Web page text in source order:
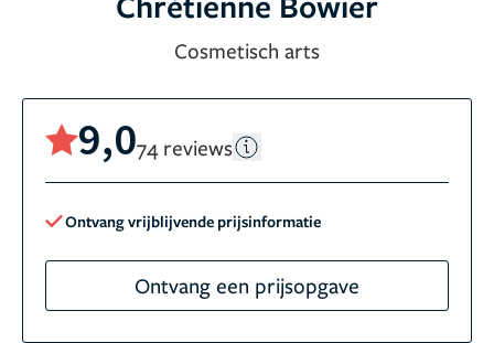
Cosmetisch arts
9,074 reviews
Ontvang vrijblijvende prijsinformatie
Ontvang een prijsopgave